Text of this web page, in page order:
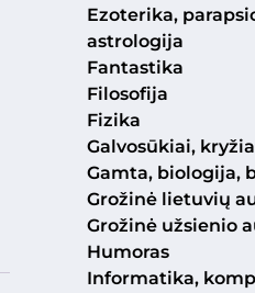
Ezoterika,
astrologija
Fantastika
Filosofija
Fizika
Galvosūkiai,
Gamta, biologija,
Grožinė lietuvių
Grožinė užsienio
Humoras
Informatika,